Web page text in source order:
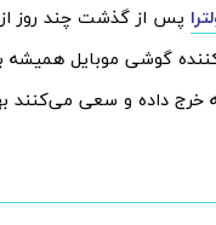
پس از گذشت چند روز
گوشی موبایل همیشه
داده و سعی می‌کنند